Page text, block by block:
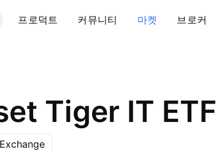
프로덕트 커뮤니티 마켓 브로커
Tiger IT ETF